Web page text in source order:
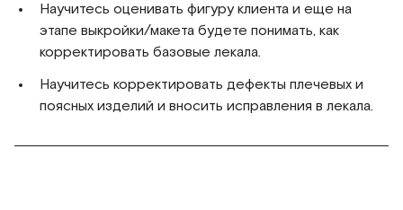
Научитесь оценивать фигуру клиента и еще на
этапе выкройки/макета будете понимать, как
корректировать базовые лекала.
Научитесь корректировать дефекты плечевых и
поясных изделий и вносить исправления в лекала.